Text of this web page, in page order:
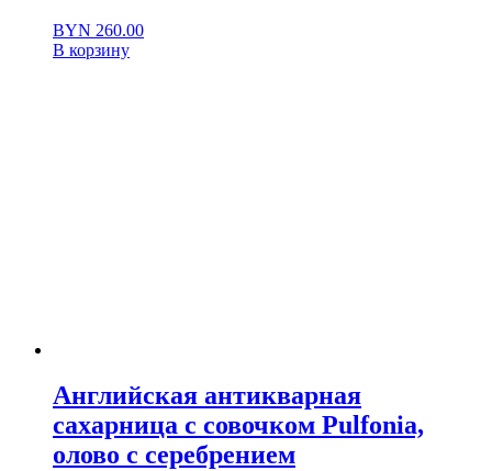
Первоначальная
цена
BYN 260.00Текущая
В корзину
Английская антикварная
сахарница с совочком Pulfonia,
олово с серебрением